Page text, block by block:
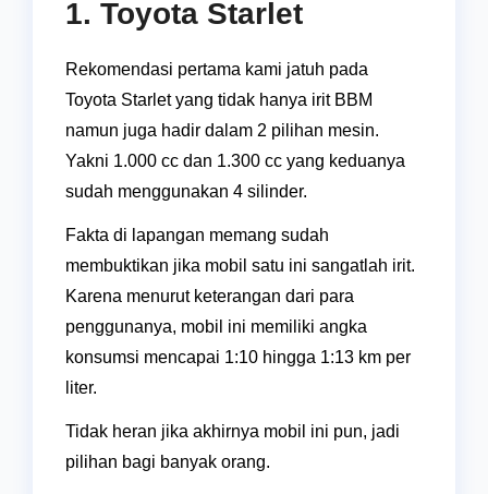
1. Toyota Starlet
Rekomendasi pertama kami jatuh pada
Toyota Starlet yang tidak hanya irit BBM
namun juga hadir dalam 2 pilihan mesin.
Yakni 1.000 cc dan 1.300 cc yang keduanya
sudah menggunakan 4 silinder.
Fakta di lapangan memang sudah
membuktikan jika mobil satu ini sangatlah irit.
Karena menurut keterangan dari para
penggunanya, mobil ini memiliki angka
konsumsi mencapai 1:10 hingga 1:13 km per
liter.
Tidak heran jika akhirnya mobil ini pun, jadi
pilihan bagi banyak orang.